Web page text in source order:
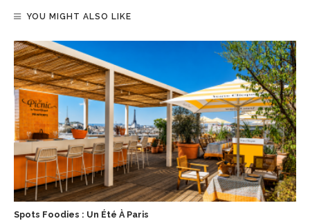
YOU MIGHT ALSO LIKE
Spots Foodies : Un Été À Paris